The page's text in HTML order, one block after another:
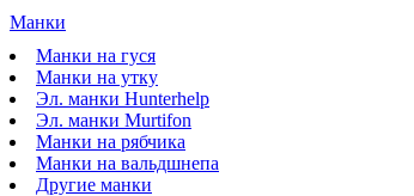
Манки
Манки на гуся
Манки на утку
Эл. манки Hunterhelp
Эл. манки Murtifon
Манки на рябчика
Манки на вальдшнепа
Другие манки